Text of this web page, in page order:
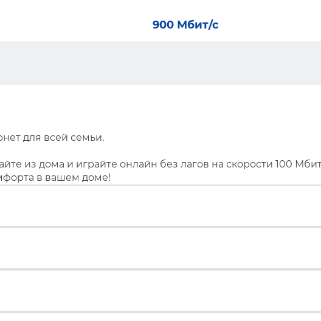
900 Мбит/с
для всей семьи.
из дома и играйте онлайн без лагов на скорости 100
в вашем доме!